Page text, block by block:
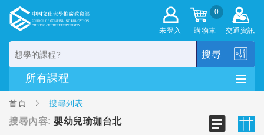
未登入
0
購物車 交通資訊
搜尋
首頁 搜尋列表
搜尋內容: 嬰幼兒瑜珈台北